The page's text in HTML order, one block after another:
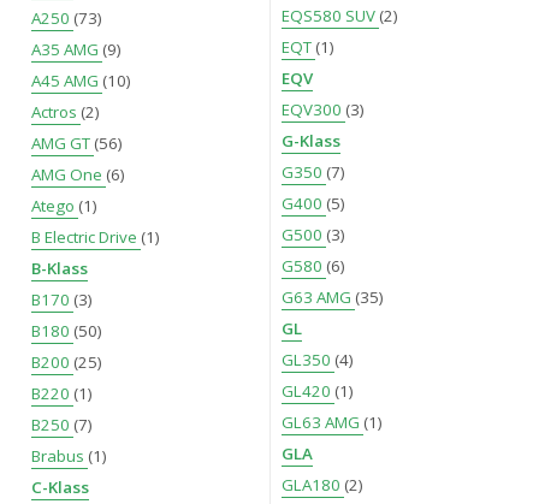
A250 (73)
A35 AMG (9)
A45 AMG (10)
Actros (2)
AMG GT (56)
AMG One (6)
Atego (1)
B Electric Drive (1)
B-Klass
B170 (3)
B180 (50)
B200 (25)
B220 (1)
B250 (7)
Brabus (1)
C-Klass
EQS580 SUV (2)
EQT (1)
EQV
EQV300 (3)
G-Klass
G350 (7)
G400 (5)
G500 (3)
G580 (6)
G63 AMG (35)
GL
GL350 (4)
GL420 (1)
GL63 AMG (1)
GLA
GLA180 (2)